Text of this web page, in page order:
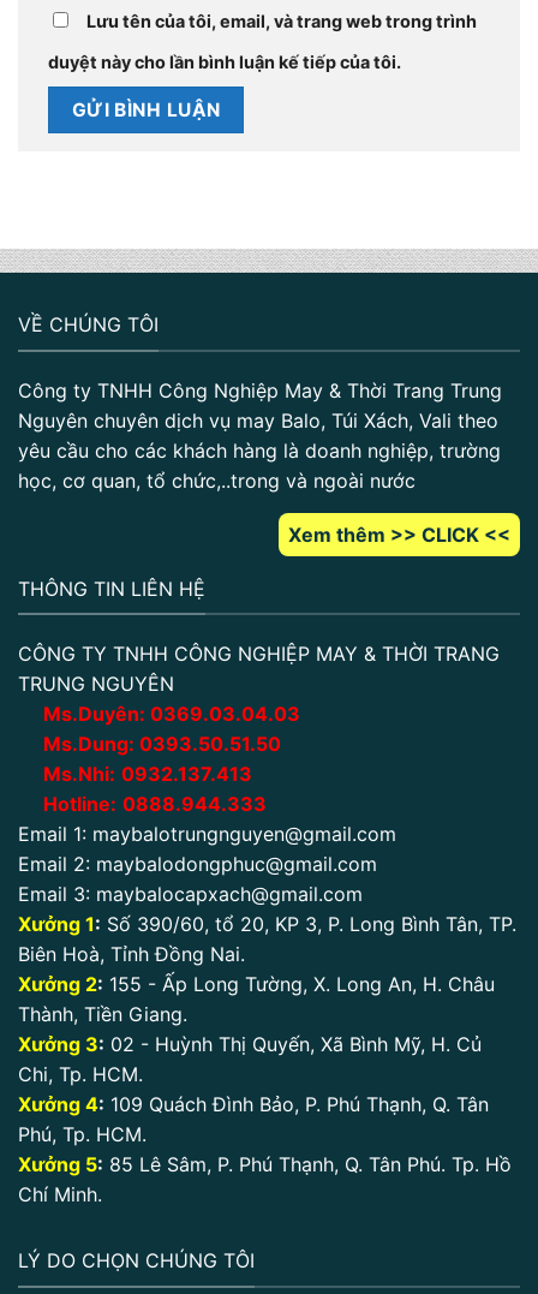
Lưu tên của tôi, email, và trang web trong trình
duyệt này cho lần bình luận kế tiếp của tôi.
VỀ CHÚNG TÔI
Công ty TNHH Công Nghiệp May & Thời Trang Trung
Nguyên chuyên dịch vụ may Balo, Túi Xách, Vali theo
yêu cầu cho các khách hàng là doanh nghiệp, trường
học, cơ quan, tổ chức,..trong và ngoài nước
Xem thêm >> CLICK <<
THÔNG TIN LIÊN HỆ
CÔNG TY TNHH CÔNG NGHIỆP MAY & THỜI TRANG
TRUNG NGUYÊN
Ms.Duyên: 0369.03.04.03
Ms.Dung: 0393.50.51.50
Ms.Nhi: 0932.137.413
Hotline: 0888.944.333
Email 1: maybalotrungnguyen@gmail.com
Email 2: maybalodongphuc@gmail.com
Email 3: maybalocapxach@gmail.com
Xưởng 1: Số 390/60, tổ 20, KP 3, P. Long Bình Tân, TP.
Biên Hoà, Tỉnh Đồng Nai.
Xưởng 2: 155 - Ấp Long Tường, X. Long An, H. Châu
Thành, Tiền Giang.
Xưởng 3: 02 - Huỳnh Thị Quyến, Xã Bình Mỹ, H. Củ
Chi, Tp. HCM.
Xưởng 4: 109 Quách Đình Bảo, P. Phú Thạnh, Q. Tân
Phú, Tp. HCM.
Xưởng 5: 85 Lê Sâm, P. Phú Thạnh, Q. Tân Phú. Tp. Hồ
Chí Minh.
LÝ DO CHỌN CHÚNG TÔI